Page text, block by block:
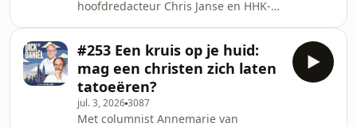
heeft hij er een hele geloofsreis op
zitten. Met Pasen
hoofdredacteur Chris Janse en HHK-
protestants kerkgenootschap dat
groeit: de Hersteld Hervormde Kerk.
Meer dan 600 leden kwamen erbij
vorig jaar, een groei die met name
komt door overstappers uit andere
#253 Een kruis op je huid:
mag een christen zich laten
tatoeëren?
jul. 3, 20263087
Met columnist Annemarie van